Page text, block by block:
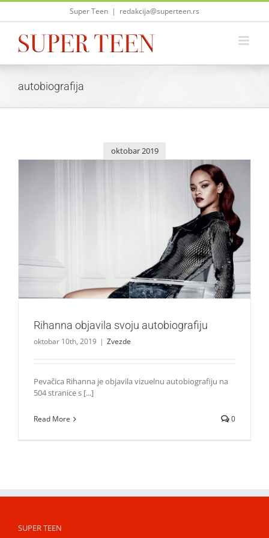
Skip
Super Teen | redakcija@superteen.rs
autobiografija
oktobar 2019
Rihanna objavila svoju autobiografiju
Rihanna objavila svoju autobiografiju
oktobar 10th, 2019 | Zvezde
Pevačica Rihanna je objavila vizuelnu autobiografiju na
504 stranice s [...]
Read More 0
SUPER TEEN